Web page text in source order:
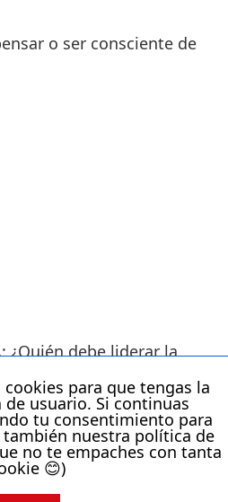
o ser consciente de
¿Quién debe liderar la
para que tengas la
usuario. Si continuas
tu consentimiento para
nuestra política de
no te empaches con tanta
😊)